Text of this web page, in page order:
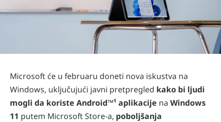
Microsoft će u februaru doneti nova iskustva na
Windows, uključujući javni pretpregled kako bi ljudi
mogli da koriste Android™¹ aplikacije na Windows
11 putem Microsoft Store-a, poboljšanja